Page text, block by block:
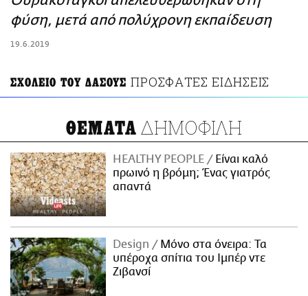
ΑΜΠΑ
φύση, μετά από πολύχρονη εκπαίδευση
19.6.2019
ΣΧΟΛΕΙΟ ΤΟΥ ΔΑΣΟΥΣ ΠΡΟΣΦΑΤΕΣ ΕΙΔΗΣΕΙΣ
ΘΕΜΑΤΑ ΔΗΜΟΦΙΛΗ
HEALTHY PEOPLE
Είναι καλό
πρωινό η βρόμη; Ένας γιατρός
απαντά
Design
Μόνο στα όνειρα: Τα
υπέροχα σπίτια του Ιμπέρ ντε
Ζιβανσί